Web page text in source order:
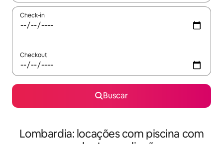
Check-in
Checkout
Buscar
Lombardia: locações com piscina com